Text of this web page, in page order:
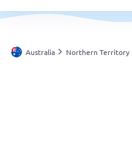
Italia
Svizzera
Australia Northern Territory